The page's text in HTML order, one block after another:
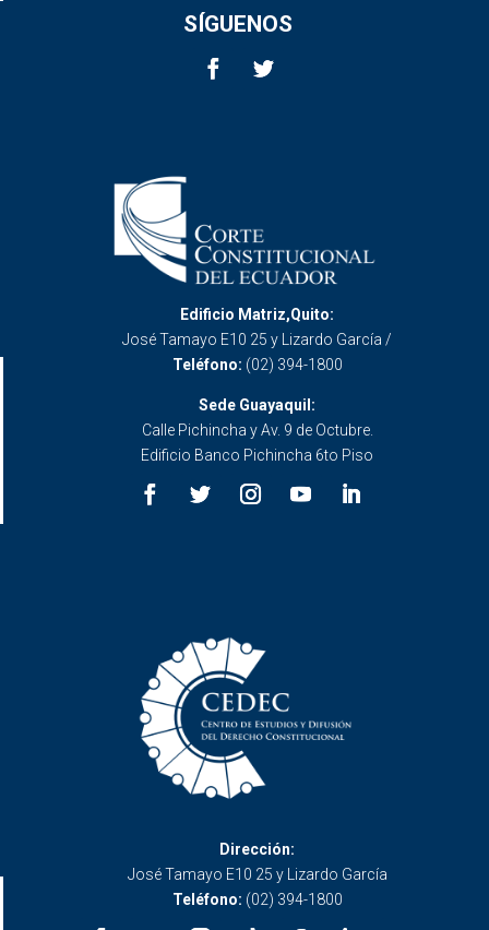
SÍGUENOS
Edificio Matriz,Quito:
José Tamayo E10 25 y Lizardo García /
Teléfono: (02) 394-1800
Sede Guayaquil:
Calle Pichincha y Av. 9 de Octubre.
Edificio Banco Pichincha 6to Piso
Dirección:
José Tamayo E10 25 y Lizardo García
Teléfono: (02) 394-1800